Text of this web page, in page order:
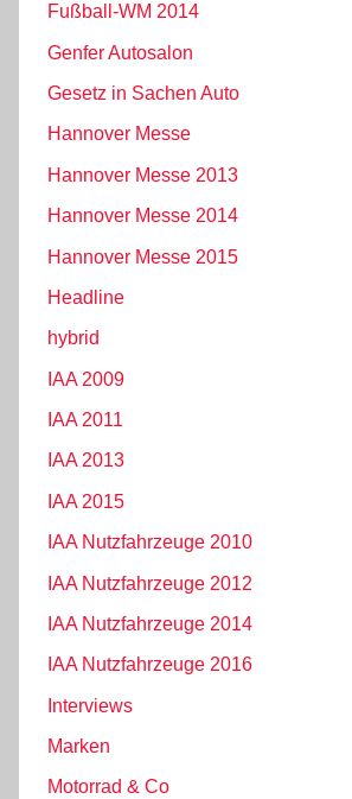
Fußball-WM 2014
Genfer Autosalon
Gesetz in Sachen Auto
Hannover Messe
Hannover Messe 2013
Hannover Messe 2014
Hannover Messe 2015
Headline
hybrid
IAA 2009
IAA 2011
IAA 2013
IAA 2015
IAA Nutzfahrzeuge 2010
IAA Nutzfahrzeuge 2012
IAA Nutzfahrzeuge 2014
IAA Nutzfahrzeuge 2016
Interviews
Marken
Motorrad & Co